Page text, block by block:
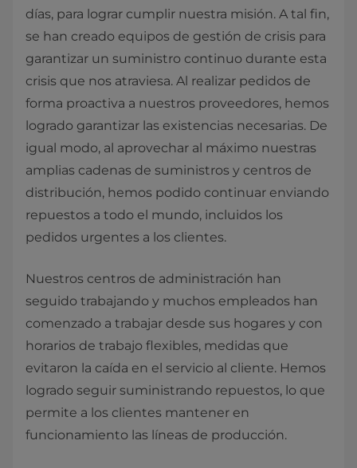
días, para lograr cumplir nuestra misión. A tal fin,
se han creado equipos de gestión de crisis para
garantizar un suministro continuo durante esta
crisis que nos atraviesa. Al realizar pedidos de
forma proactiva a nuestros proveedores, hemos
logrado garantizar las existencias necesarias. De
igual modo, al aprovechar al máximo nuestras
amplias cadenas de suministros y centros de
distribución, hemos podido continuar enviando
repuestos a todo el mundo, incluidos los
pedidos urgentes a los clientes.
Nuestros centros de administración han
seguido trabajando y muchos empleados han
comenzado a trabajar desde sus hogares y con
horarios de trabajo flexibles, medidas que
evitaron la caída en el servicio al cliente. Hemos
logrado seguir suministrando repuestos, lo que
permite a los clientes mantener en
funcionamiento las líneas de producción.